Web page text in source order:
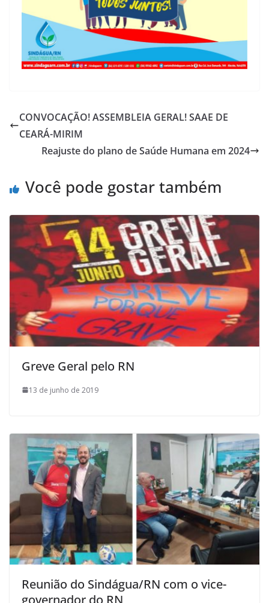
CONVOCAÇÃO! ASSEMBLEIA GERAL! SAAE DE
CEARÁ-MIRIM
Reajuste do plano de Saúde Humana em 2024
Você pode gostar também
Greve Geral pelo RN
13 de junho de 2019
Reunião do Sindágua/RN com o vice-